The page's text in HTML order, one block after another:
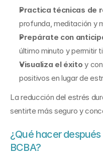
Practica técnicas de
profunda, meditación y
Prepárate con
último minuto y permitir
Visualiza el éxito y
positivos en lugar de
La reducción del estrés
sentirte más seguro y
¿Qué hacer
BCBA?